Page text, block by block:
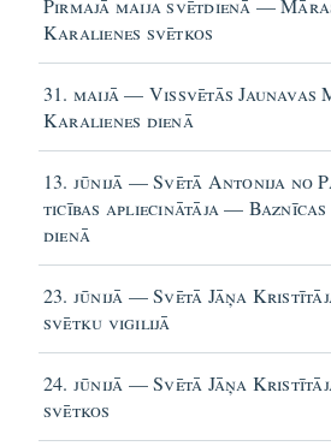
Pirmajā maija svētdienā —
Karalienes svētkos
31. maijā — Vissvētās Jaunavas
Karalienes dienā
13. jūnijā — Svētā Antonija no
ticības apliecinātāja —
dienā
23. jūnijā — Svētā Jāņa
svētku vigilijā
24. jūnijā — Svētā Jāņa
svētkos